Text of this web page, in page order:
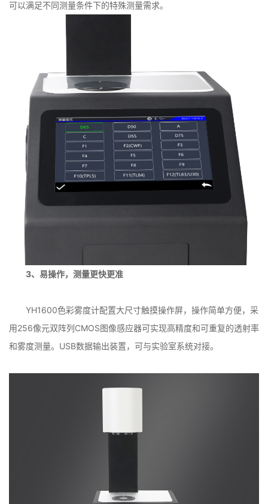
可以满足不同测量条件下的特殊测量需求。
3、易操作，测量更快更准
YH1600色彩雾度计配置大尺寸触摸操作屏，操作简单方便，采
用256像元双阵列CMOS图像感应器可实现高精度和可重复的透射率
和雾度测量。USB数据输出装置，可与实验室系统对接。